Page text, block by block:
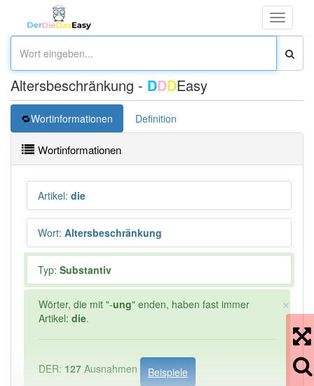
Toggle
Altersbeschränkung - DDDEasy
Wortinformationen Definition
Wortinformationen
Artikel: die
Wort: Altersbeschränkung
Typ: Substantiv
×
Wörter, die mit "-ung" enden, haben fast immer
Artikel: die.
DER: 127 Ausnahmen
Beispiele